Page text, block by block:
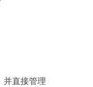
直接管理